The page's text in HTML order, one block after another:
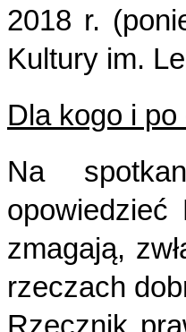
2018 r.
Kultury im.
Dla kogo i po
Na
zmagają,
rzeczach
Rzecznik